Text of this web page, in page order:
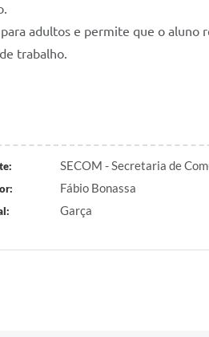
adultos e permite que o aluno
trabalho.
SECOM - Secretaria de
Fábio Bonassa
Garça